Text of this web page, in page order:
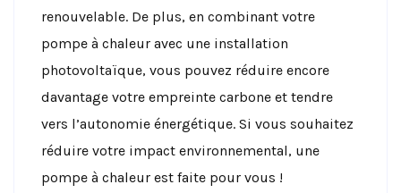
renouvelable. De plus, en combinant votre
pompe à chaleur avec une installation
photovoltaïque, vous pouvez réduire encore
davantage votre empreinte carbone et tendre
vers l’autonomie énergétique. Si vous souhaitez
réduire votre impact environnemental, une
pompe à chaleur est faite pour vous !